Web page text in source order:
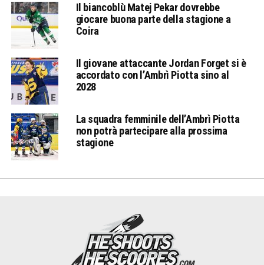
Il biancoblù Matej Pekar dovrebbe
giocare buona parte della stagione a
Coira
Il giovane attaccante Jordan Forget si è
accordato con l’Ambrì Piotta sino al
2028
La squadra femminile dell’Ambrì Piotta
non potrà partecipare alla prossima
stagione